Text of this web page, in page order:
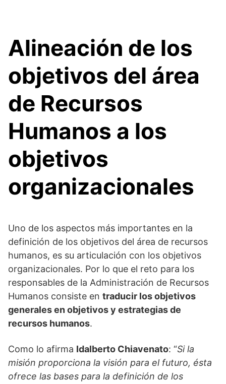
Alineación de los
objetivos del área
de Recursos
Humanos a los
objetivos
organizacionales
Uno de los aspectos más importantes en la
definición de los objetivos del área de recursos
humanos, es su articulación con los objetivos
organizacionales. Por lo que el reto para los
responsables de la Administración de Recursos
Humanos consiste en traducir los objetivos
generales en objetivos y estrategias de
recursos humanos.
Como lo afirma Idalberto Chiavenato: “Si la
misión proporciona la visión para el futuro, ésta
ofrece las bases para la definición de los